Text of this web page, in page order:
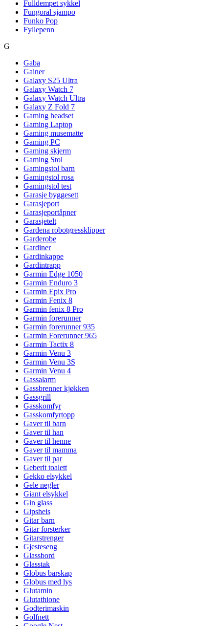
Fulldempet sykkel
Fungoral sjampo
Funko Pop
Fyllepenn
G
Gaba
Gainer
Galaxy S25 Ultra
Galaxy Watch 7
Galaxy Watch Ultra
Galaxy Z Fold 7
Gaming headset
Gaming Laptop
Gaming musematte
Gaming PC
Gaming skjerm
Gaming Stol
Gamingstol barn
Gamingstol rosa
Gamingstol test
Garasje byggesett
Garasjeport
Garasjeportåpner
Garasjetelt
Gardena robotgressklipper
Garderobe
Gardiner
Gardinkappe
Gardintrapp
Garmin Edge 1050
Garmin Enduro 3
Garmin Epix Pro
Garmin Fenix 8
Garmin fenix 8 Pro
Garmin forerunner
Garmin forerunner 935
Garmin Forerunner 965
Garmin Tactix 8
Garmin Venu 3
Garmin Venu 3S
Garmin Venu 4
Gassalarm
Gassbrenner kjøkken
Gassgrill
Gasskomfyr
Gasskomfyrtopp
Gaver til barn
Gaver til han
Gaver til henne
Gaver til mamma
Gaver til par
Geberit toalett
Gekko elsykkel
Gele negler
Giant elsykkel
Gin glass
Gipsheis
Gitar barn
Gitar forsterker
Gitarstrenger
Gjesteseng
Glassbord
Glasstak
Globus barskap
Globus med lys
Glutamin
Glutathione
Godterimaskin
Golfnett